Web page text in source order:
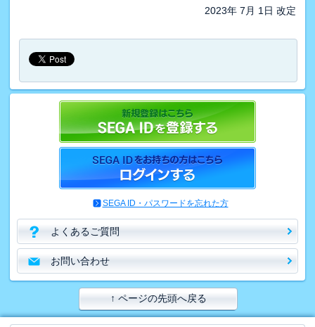
2023年 7月 1日 改定
SEGA ID・パスワードを忘れた方
よくあるご質問
お問い合わせ
↑ ページの先頭へ戻る